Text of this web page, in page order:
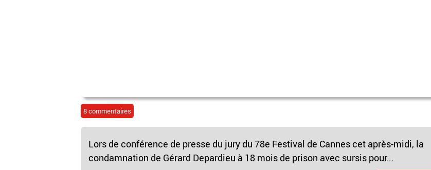
8 commentaires
Lors de conférence de presse du jury du 78e Festival de Cannes cet après-midi, la
condamnation de Gérard Depardieu à 18 mois de prison avec sursis pour...